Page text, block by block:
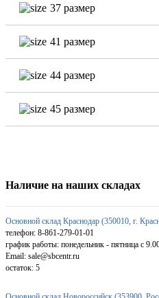
37 размер
41 размер
44 размер
45 размер
Наличие на наших складах
Основной склад Краснодар (350010, г.
телефон: 8-861-279-01-01
график работы: понедельник - пятница с
Email: sale@sbcentr.ru
остаток: 5